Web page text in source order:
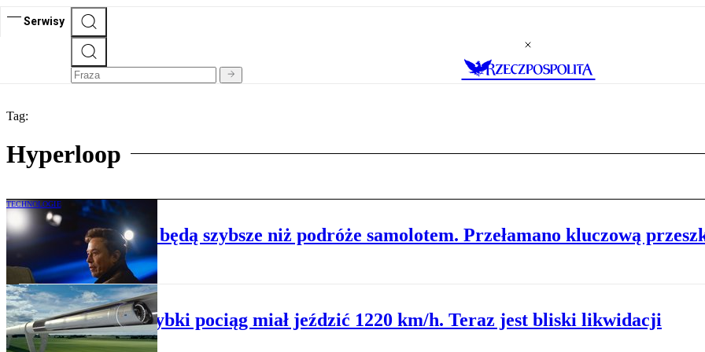
Serwisy
Tag:
Hyperloop
TECHNOLOGIE
Podróże naziemne będą szybsze niż podróże samolotem. Przełamano kluczową
INNOWACJE
Superszybki pociąg miał jeździć 1220 km/h. Teraz jest bliski likwidacji